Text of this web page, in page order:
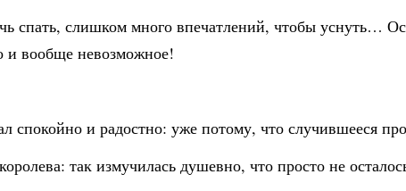
спать, слишком много впечатлений, чтобы уснуть…
и вообще невозможное!
спокойно и радостно: уже потому, что случившееся
так измучилась душевно, что просто не